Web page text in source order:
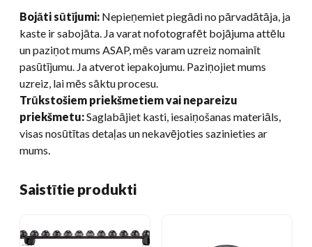
Bojāti sūtījumi: Nepieņemiet piegādi no pārvadātāja, ja
kaste ir sabojāta. Ja varat nofotografēt bojājuma attēlu
un paziņot mums ASAP, mēs varam uzreiz nomainīt
pasūtījumu. Ja atverot iepakojumu. Paziņojiet mums
uzreiz, lai mēs sāktu procesu.
Trūkstošiem priekšmetiem vai nepareizu
priekšmetu:Saglabājiet kasti, iesaiņošanas materiāls,
visas nosūtītas detaļas un nekavējoties sazinieties ar
mums.
Saistītie produkti